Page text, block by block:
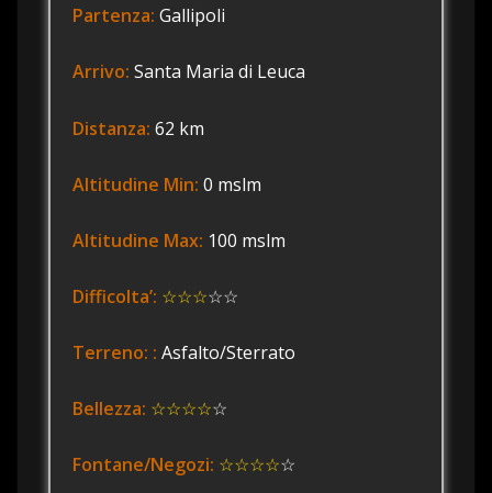
Partenza: Gallipoli
Arrivo: Santa Maria di Leuca
Distanza: 62 km
Altitudine Min: 0 mslm
Altitudine Max: 100 mslm
Difficolta’: ☆☆☆☆☆
Terreno: : Asfalto/Sterrato
Bellezza: ☆☆☆☆☆
Fontane/Negozi: ☆☆☆☆☆